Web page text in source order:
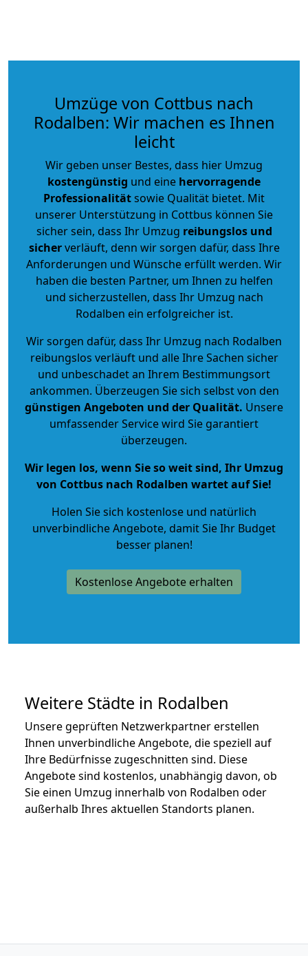
Umzüge von Cottbus nach
Rodalben: Wir machen es Ihnen
leicht
Wir geben unser Bestes, dass hier Umzug
kostengünstig und eine hervorragende
Professionalitätsowie Qualität bietet. Mit
unserer Unterstützung in Cottbus können Sie
sicher sein, dass Ihr Umzug reibungslos und
sicherverläuft, denn wir sorgen dafür, dass Ihre
Anforderungen und Wünsche erfüllt werden. Wir
haben die besten Partner, um Ihnen zu helfen
und sicherzustellen, dass Ihr Umzug nach
Rodalben ein erfolgreicher ist.
Wir sorgen dafür, dass Ihr Umzug nach Rodalben
reibungslos verläuft und alle Ihre Sachen sicher
und unbeschadet an Ihrem Bestimmungsort
ankommen. Überzeugen Sie sich selbst von den
günstigen Angeboten und der Qualität. Unsere
umfassender Service wird Sie garantiert
überzeugen.
Wir legen los, wenn Sie so weit sind, Ihr Umzug
von Cottbus nach Rodalben wartet auf Sie!
Holen Sie sich kostenlose und natürlich
unverbindliche Angebote, damit Sie Ihr Budget
besser planen!
Kostenlose Angebote erhalten
Weitere Städte in Rodalben
Unsere geprüften Netzwerkpartner erstellen
Ihnen unverbindliche Angebote, die speziell auf
Ihre Bedürfnisse zugeschnitten sind. Diese
Angebote sind kostenlos, unabhängig davon, ob
Sie einen Umzug innerhalb von Rodalben oder
außerhalb Ihres aktuellen Standorts planen.